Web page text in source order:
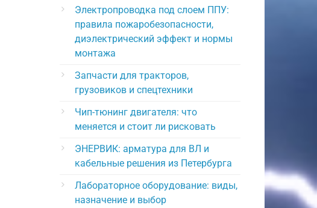
Электропроводка под слоем ППУ:
правила пожаробезопасности,
диэлектрический эффект и нормы
монтажа
Запчасти для тракторов,
грузовиков и спецтехники
Чип-тюнинг двигателя: что
меняется и стоит ли рисковать
ЭНЕРВИК: арматура для ВЛ и
кабельные решения из Петербурга
Лабораторное оборудование: виды,
назначение и выбор